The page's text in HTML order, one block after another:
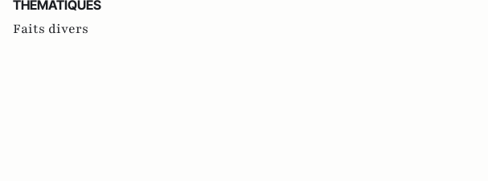
THEMATIQUES
Faits divers